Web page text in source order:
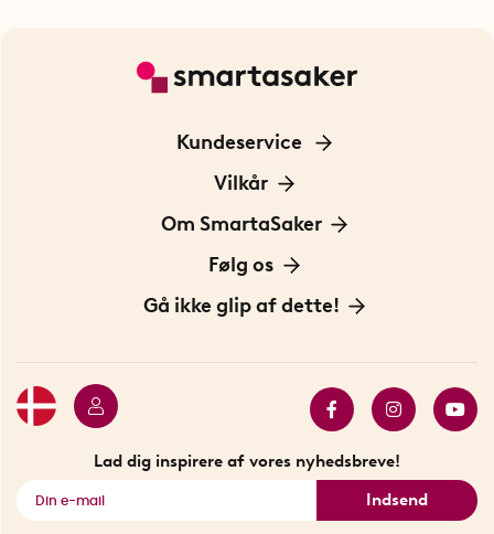
Kundeservice
Kontakt os
Vilkår
Information om cookies
Privatlivspolitik
Om SmartaSaker
Om os
Vores historie
Følg os
Opfindere
Gå ikke glip af dette!
Se alle smarte produkter
Lad dig inspirere af vores nyhedsbreve!
Indsend